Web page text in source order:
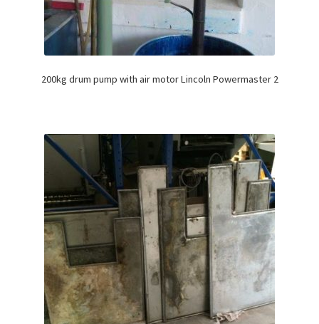
200kg drum pump with air motor Lincoln Powermaster 2